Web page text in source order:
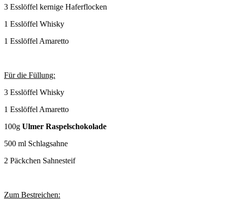
3 Esslöffel kernige Haferflocken
1 Esslöffel Whisky
1 Esslöffel Amaretto
Für die Füllung:
3 Esslöffel Whisky
1 Esslöffel Amaretto
100g Ulmer Raspelschokolade
500 ml Schlagsahne
2 Päckchen Sahnesteif
Zum Bestreichen: